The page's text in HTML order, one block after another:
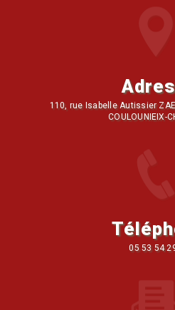
110, rue Isabelle Autissier
COULOUNIEIX-
05 53 54